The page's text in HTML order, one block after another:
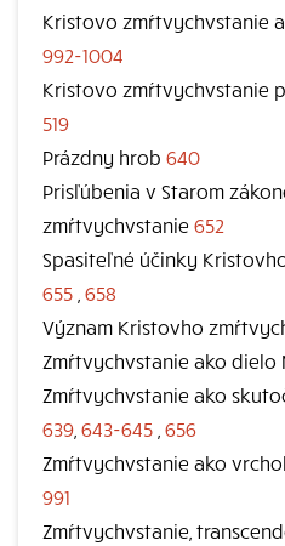
Kristovo zmŕtvychvstanie
992-1004
Kristovo zmŕtvychvstanie
519
Prázdny hrob 640
Prisľúbenia v Starom
zmŕtvychvstanie 652
Spasiteľné účinky
655 658
Význam Kristovho
Zmŕtvychvstanie ako dielo
Zmŕtvychvstanie ako
639 643-645 656
Zmŕtvychvstanie ako
991
Zmŕtvychvstanie,